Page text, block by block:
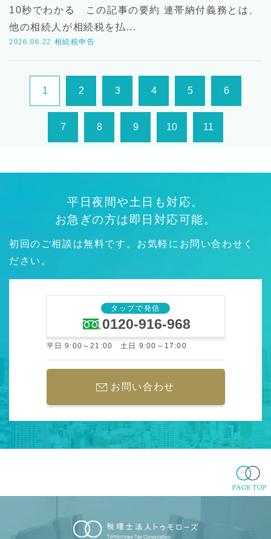
10秒でわかる この記事の要約 連帯納付義務とは、
他の相続人が相続税を払...
2026.06.22 相続税申告
1 2 3 4 5 6
7 8 9 10 11
平日夜間や土日も対応。
お急ぎの方は即日対応可能。
初回のご相談は無料です。お気軽にお問い合わせく
ださい。
タップで発信
0120-916-968
平日 9:00～21:00 土日 9:00～17:00
お問い合わせ